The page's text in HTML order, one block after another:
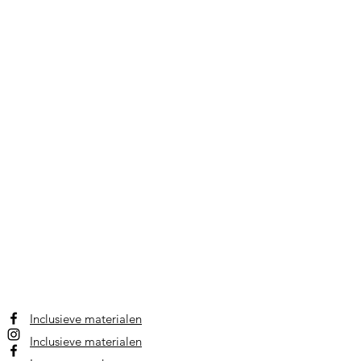
Inclusieve materialen
Inclusieve materialen